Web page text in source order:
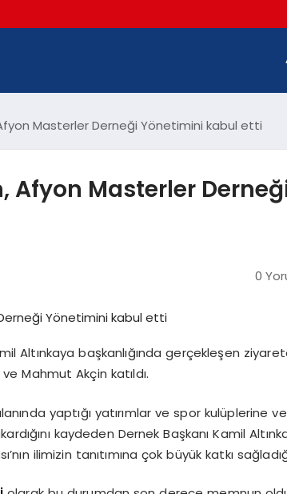
Masterler Derneği Yönetimini kabul etti
Afyon Masterler
0
Altınkaya başkanlığında gerçekleşen
Mahmut Akçin katıldı.
yaptığı yatırımlar ve spor kulüplerine
kaydeden Dernek Başkanı Kamil
ilimizin tanıtımına çok büyük katkı